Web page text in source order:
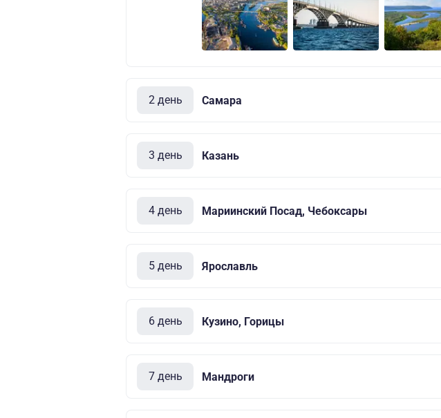
2 день Самара
3 день Казань
4 день Мариинский Посад, Чебоксары
5 день Ярославль
6 день Кузино, Горицы
7 день Мандроги